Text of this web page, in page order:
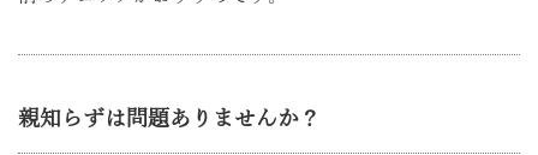
親知らずは問題ありませんか？